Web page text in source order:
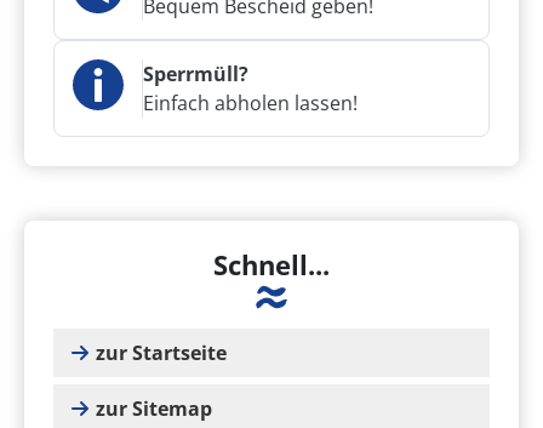
Bequem Bescheid geben!
Sperrmüll?
Einfach abholen lassen!
Schnell...
zur Startseite
zur Sitemap